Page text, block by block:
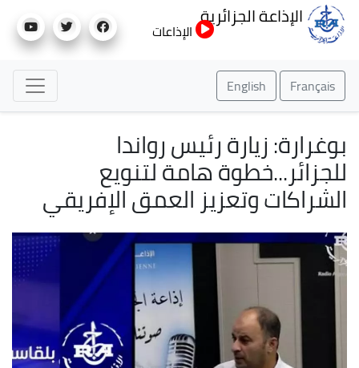
إلى
الإذاعة الجزائرية
الإذاعات
Français
English
بوغرارة: زيارة رئيس رواندا
للجزائر...خطوة هامة لتنويع
الشراكات وتعزيز العمق الإفريقي